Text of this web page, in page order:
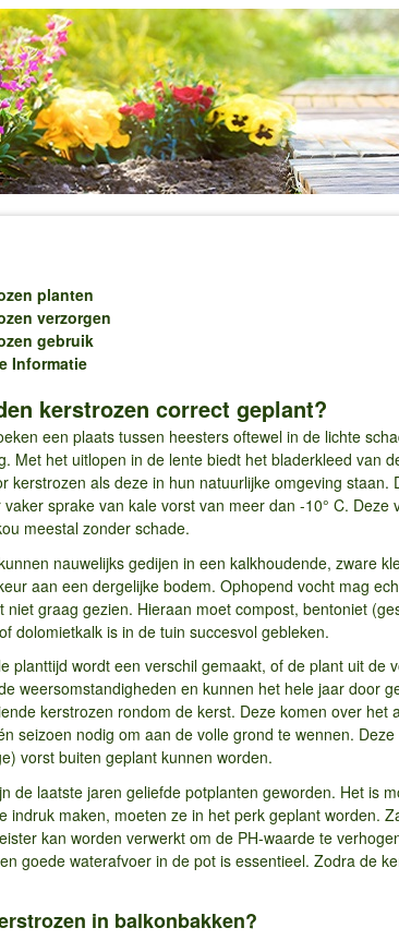
planten
verzorgen
gebruik
Informatie
kerstrozen correct geplant?
een plaats tussen heesters oftewel in de lichte
Met het uitlopen in de lente biedt het bladerkleed van
kerstrozen als deze in hun natuurlijke omgeving
vaker sprake van kale vorst van meer dan -10° C.
meestal zonder schade.
nauwelijks gedijen in een kalkhoudende, zware
aan een dergelijke bodem. Ophopend vocht mag
niet graag gezien. Hieraan moet compost, bentoniet
dolomietkalk is in de tuin succesvol gebleken.
planttijd wordt een verschil gemaakt, of de plant uit
weersomstandigheden en kunnen het hele jaar door
kerstrozen rondom de kerst. Deze komen over
seizoen nodig om aan de volle grond te wennen.
vorst buiten geplant kunnen worden.
de laatste jaren geliefde potplanten geworden. Het is
indruk maken, moeten ze in het perk geplant worden.
kan worden verwerkt om de PH-waarde te
goede waterafvoer in de pot is essentieel. Zodra
in balkonbakken?